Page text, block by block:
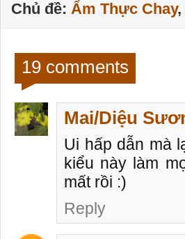
Chủ đề: Ẩm Thực Chay,
19 comments
Mai/Diệu
Ui hấp dẫn mà
kiểu này làm
mất rồi :)
Reply